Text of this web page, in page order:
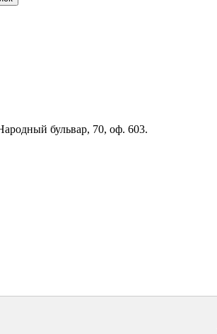
бульвар, 70, оф. 603.